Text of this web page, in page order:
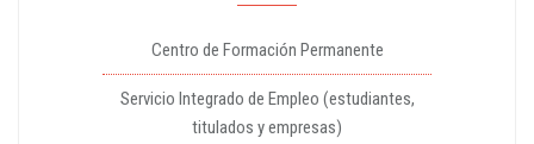
Centro de Formación Permanente
Servicio Integrado de Empleo (estudiantes,
titulados y empresas)